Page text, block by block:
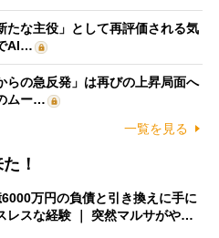
たな主役」として再評価される気
AI…
らの急反発」は再びの上昇局面へ
ムー…
一覧を見る
！
6000万円の負債と引き換えに手に
レスな経験 ｜ 突然マルサがや…